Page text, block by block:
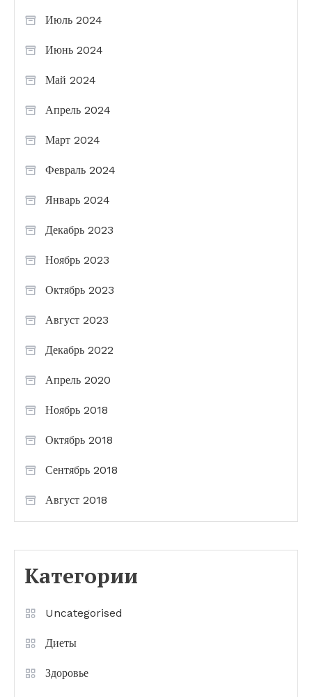
Июль 2024
Июнь 2024
Май 2024
Апрель 2024
Март 2024
Февраль 2024
Январь 2024
Декабрь 2023
Ноябрь 2023
Октябрь 2023
Август 2023
Декабрь 2022
Апрель 2020
Ноябрь 2018
Октябрь 2018
Сентябрь 2018
Август 2018
Категории
Uncategorised
Диеты
Здоровье